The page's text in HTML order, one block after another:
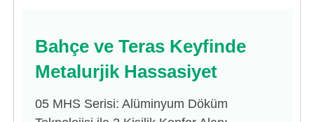
Bahçe ve Teras Keyfinde
Metalurjik Hassasiyet
05 MHS Serisi: Alüminyum Döküm